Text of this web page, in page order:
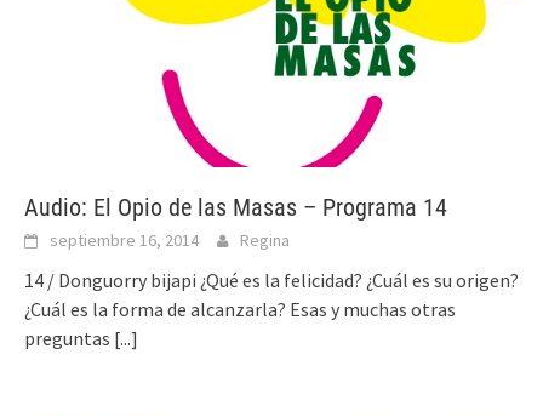
Audio: El Opio de las Masas – Programa 14
septiembre 16, 2014 Regina
14 / Donguorry bijapi ¿Qué es la felicidad? ¿Cuál es su origen?
¿Cuál es la forma de alcanzarla? Esas y muchas otras
preguntas [...]